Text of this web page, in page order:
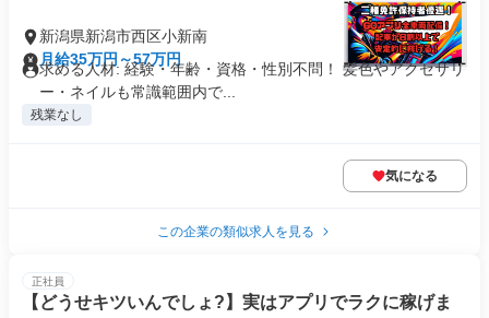
新潟県新潟市西区小新南
月給35万円～57万円
求める人材: 経験・年齢・資格・性別不問！ 髪色やアクセサリ
ー・ネイルも常識範囲内で...
残業なし
気になる
この企業の類似求人を見る
正社員
【どうせキツいんでしょ?】実はアプリでラクに稼げま